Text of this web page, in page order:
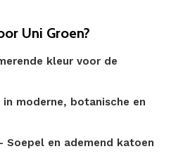
Uni Groen?
kleur voor de
in moderne, botanische en
- Soepel en ademend katoen